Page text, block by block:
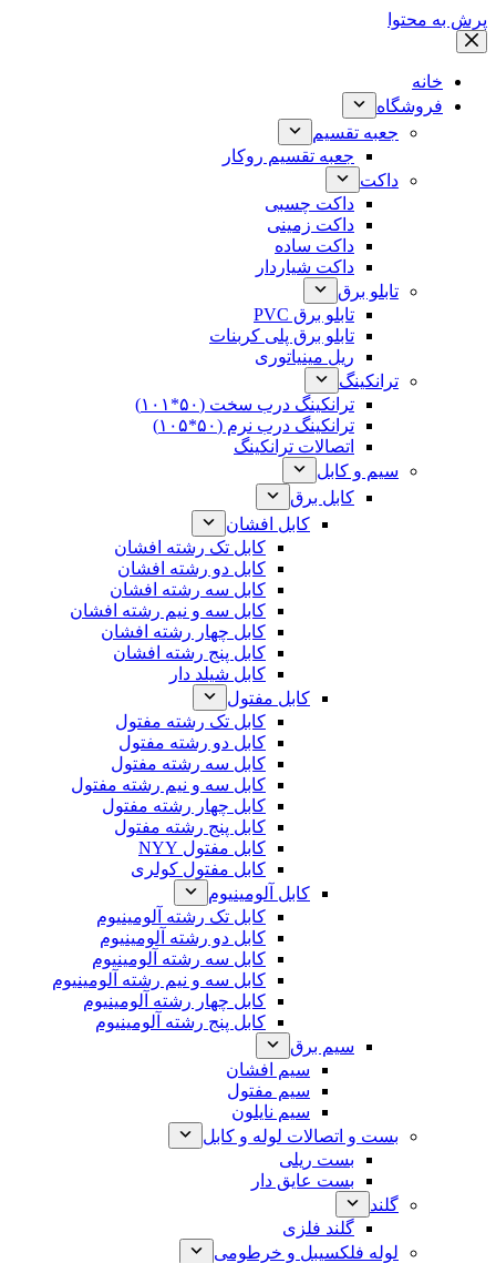
پرش به محتوا
خانه
فروشگاه
جعبه تقسیم
جعبه تقسیم روکار
داکت
داکت چسبی
داکت زمینی
داکت ساده
داکت شیاردار
تابلو برق
تابلو برق PVC
تابلو برق پلی کربنات
ریل مینیاتوری
ترانکینگ
ترانکینگ درب سخت (۵۰*۱۰۱)
ترانکینگ درب نرم (۵۰*۱۰۵)
اتصالات ترانکینگ
سیم و کابل
کابل برق
کابل افشان
کابل تک رشته افشان
کابل دو رشته افشان
کابل سه رشته افشان
کابل سه و نیم رشته افشان
کابل چهار رشته افشان
کابل پنج رشته افشان
کابل شیلد دار
کابل مفتول
کابل تک رشته مفتول
کابل دو رشته مفتول
کابل سه رشته مفتول
کابل سه و نیم رشته مفتول
کابل چهار رشته مفتول
کابل پنج رشته مفتول
کابل مفتول NYY
کابل مفتول کولری
کابل آلومینیوم
کابل تک رشته آلومینیوم
کابل دو رشته آلومینیوم
کابل سه رشته آلومینیوم
کابل سه و نیم رشته آلومینیوم
کابل چهار رشته آلومینیوم
کابل پنج رشته آلومینیوم
سیم برق
سیم افشان
سیم مفتول
سیم نایلون
بست و اتصالات لوله و کابل
بست ریلی
بست عایق دار
گلند
گلند فلزی
لوله فلکسیبل و خرطومی